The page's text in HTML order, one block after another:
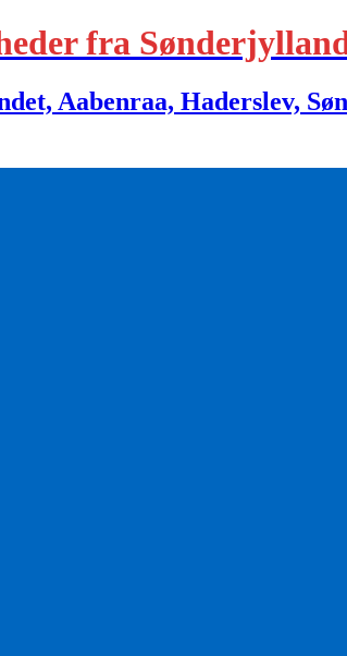
fra
Aabenraa, Haderslev,